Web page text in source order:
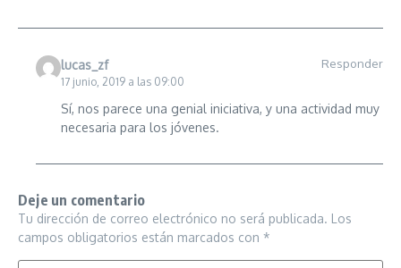
lucas_zf
17 junio, 2019 a las 09:00
Responder
Sí, nos parece una genial iniciativa, y una actividad muy
necesaria para los jóvenes.
Deje un comentario
Tu dirección de correo electrónico no será publicada. Los
campos obligatorios están marcados con *